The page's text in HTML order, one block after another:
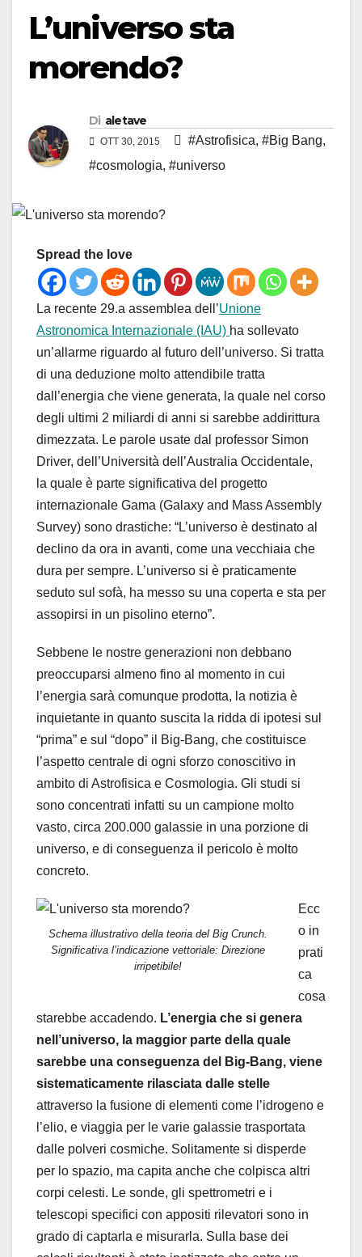
L’universo sta
morendo?
Di aletave
OTT 30, 2015 #Astrofisica, #Big Bang,
#cosmologia, #universo
Spread the love
La recente 29.a assemblea dell’Unione
Astronomica Internazionale (IAU) ha sollevato
un’allarme riguardo al futuro dell’universo. Si tratta
di una deduzione molto attendibile tratta
dall’energia che viene generata, la quale nel corso
degli ultimi 2 miliardi di anni si sarebbe addirittura
dimezzata. Le parole usate dal professor Simon
Driver, dell’Università dell’Australia Occidentale,
la quale è parte significativa del progetto
internazionale Gama (Galaxy and Mass Assembly
Survey) sono drastiche: “L’universo è destinato al
declino da ora in avanti, come una vecchiaia che
dura per sempre. L’universo si è praticamente
seduto sul sofà, ha messo su una coperta e sta per
assopirsi in un pisolino eterno”.
Sebbene le nostre generazioni non debbano
preoccuparsi almeno fino al momento in cui
l’energia sarà comunque prodotta, la notizia è
inquietante in quanto suscita la ridda di ipotesi sul
“prima” e sul “dopo” il Big-Bang, che costituisce
l’aspetto centrale di ogni sforzo conoscitivo in
ambito di Astrofisica e Cosmologia. Gli studi si
sono concentrati infatti su un campione molto
vasto, circa 200.000 galassie in una porzione di
universo, e di conseguenza il pericolo è molto
concreto.
Schema illustrativo della teoria del Big Crunch.
Significativa l’indicazione vettoriale: Direzione
irripetibile!
Ecc
o in
prati
ca
cosa
starebbe accadendo. L’energia che si genera
nell’universo, la maggior parte della quale
sarebbe una conseguenza del Big-Bang, viene
sistematicamente rilasciata dalle stelle
attraverso la fusione di elementi come l’idrogeno e
l’elio, e viaggia per le varie galassie trasportata
dalle polveri cosmiche. Solitamente si disperde
per lo spazio, ma capita anche che colpisca altri
corpi celesti. Le sonde, gli spettrometri e i
telescopi specifici con appositi rilevatori sono in
grado di captarla e misurarla. Sulla base dei